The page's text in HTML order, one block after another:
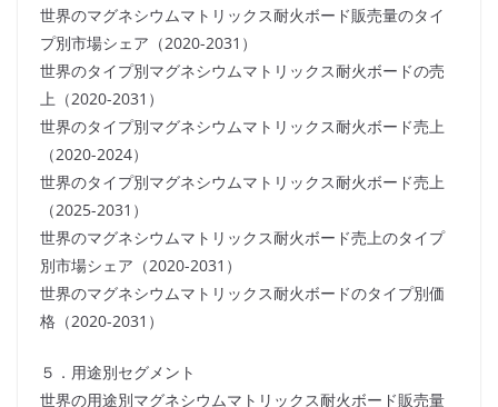
世界のマグネシウムマトリックス耐火ボード販売量のタイ
プ別市場シェア（2020-2031）
世界のタイプ別マグネシウムマトリックス耐火ボードの売
上（2020-2031）
世界のタイプ別マグネシウムマトリックス耐火ボード売上
（2020-2024）
世界のタイプ別マグネシウムマトリックス耐火ボード売上
（2025-2031）
世界のマグネシウムマトリックス耐火ボード売上のタイプ
別市場シェア（2020-2031）
世界のマグネシウムマトリックス耐火ボードのタイプ別価
格（2020-2031）
５．用途別セグメント
世界の用途別マグネシウムマトリックス耐火ボード販売量